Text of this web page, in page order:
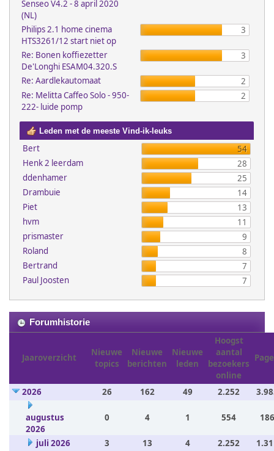
Senseo V4.2 - 8 april 2020
(NL)
Philips 2.1 home cinema
HTS3261/12 start niet op
3
Re: Bonen koffiezetter
De'Longhi ESAM04.320.S
3
Re: Aardlekautomaat
2
Re: Melitta Caffeo Solo - 950-
222- luide pomp
2
Leden met de meeste Vind-ik-leuks
Bert
54
Henk 2 leerdam
28
ddenhamer
25
Drambuie
14
Piet
13
hvm
11
prismaster
9
Roland
8
Bertrand
7
Paul Joosten
7
Forumhistorie
Jaaroverzicht
Nieuwe
topics
Nieuwe
berichten
Nieuwe
leden
Hoogst
aantal
bezoekers
online
2026 26 162 49 2.252
augustus
2026
0 4 1 554
juli 2026 3 13 4 2.252